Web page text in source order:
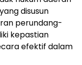
disusun
perundang-
kepastian
efektif dalam